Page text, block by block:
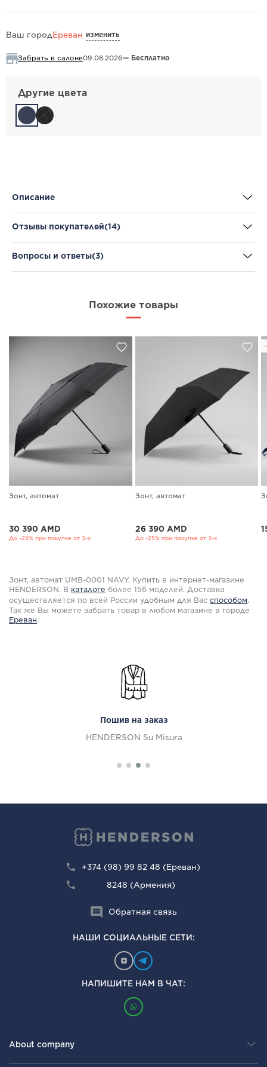
Ваш городЕреван изменить
Забрать в салоне09.08.2026— Бесплатно
Другие цвета
Описание
Отзывы покупателей(14)
Вопросы и ответы(3)
Похожие товары
Зонт, автомат
30 390 AMD
До -25% при покупке от 3-х
Зонт, автомат
26 390 AMD
До -25% при покупке от 3-х
Зонт, автомат UMB-0001 NAVY. Купить в интернет-магазине
HENDERSON. В каталоге более 156 моделей. Доставка
осуществляется по всей России удобным для Вас способом.
Так же Вы можете забрать товар в любом магазине в городе
Ереван.
Пошив на заказ
HENDERSON Su Misura
+374 (98) 99 82 48 (Ереван)
8248 (Армения)
Обратная связь
НАШИ СОЦИАЛЬНЫЕ СЕТИ:
НАПИШИТЕ НАМ В ЧАТ:
About company